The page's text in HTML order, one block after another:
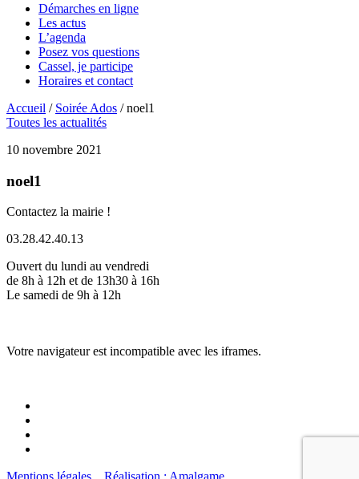
Démarches en ligne
Les actus
L’agenda
Posez vos questions
Cassel, je participe
Horaires et contact
Accueil / Soirée Ados /noel1
Toutes les actualités
10 novembre 2021
noel1
Contactez la mairie !
03.28.42.40.13
Ouvert du lundi au vendredi
de 8h à 12h et de 13h30 à 16h
Le samedi de 9h à 12h
Votre navigateur est incompatible avec les iframes.